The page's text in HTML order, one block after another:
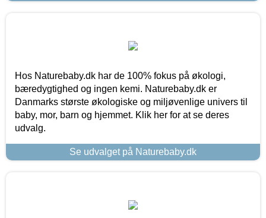
Hos Naturebaby.dk har de 100% fokus på økologi,
bæredygtighed og ingen kemi. Naturebaby.dk er
Danmarks største økologiske og miljøvenlige univers til
baby, mor, barn og hjemmet. Klik her for at se deres
udvalg.
Se udvalget på Naturebaby.dk